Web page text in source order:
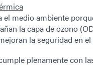
el medio ambiente
la capa de ozono
la seguridad en
plenamente con